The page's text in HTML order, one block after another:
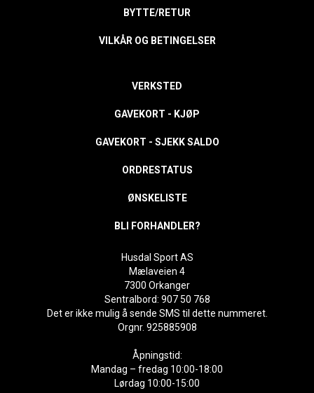
BYTTE/RETUR
VILKÅR OG BETINGELSER
VERKSTED
GAVEKORT - KJØP
GAVEKORT - SJEKK SALDO
ORDRESTATUS
ØNSKELISTE
BLI FORHANDLER?
Husdal Sport AS
Mælaveien 4
7300 Orkanger
Sentralbord: 907 50 768
Det er ikke mulig å sende SMS til dette nummeret.
Orgnr. 925885908
Åpningstid:
Mandag – fredag 10:00-18:00
Lørdag 10:00-15:00